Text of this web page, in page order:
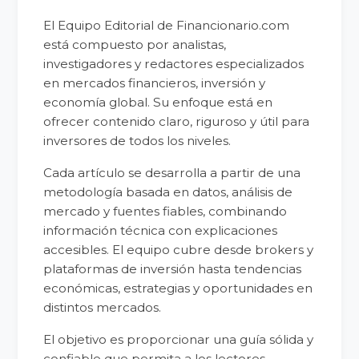
El Equipo Editorial de Financionario.com
está compuesto por analistas,
investigadores y redactores especializados
en mercados financieros, inversión y
economía global. Su enfoque está en
ofrecer contenido claro, riguroso y útil para
inversores de todos los niveles.
Cada artículo se desarrolla a partir de una
metodología basada en datos, análisis de
mercado y fuentes fiables, combinando
información técnica con explicaciones
accesibles. El equipo cubre desde brokers y
plataformas de inversión hasta tendencias
económicas, estrategias y oportunidades en
distintos mercados.
El objetivo es proporcionar una guía sólida y